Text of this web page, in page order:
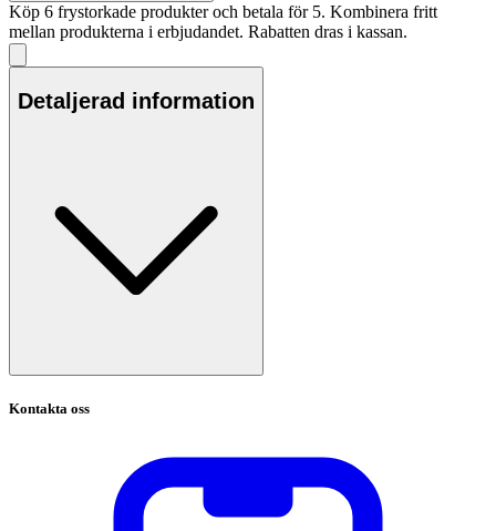
Köp 6 frystorkade produkter och betala för 5. Kombinera fritt
mellan produkterna i erbjudandet. Rabatten dras i kassan.
Detaljerad information
Kontakta oss